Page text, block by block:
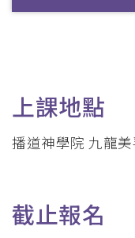
上課地點
播道神學院 九龍
截止報名